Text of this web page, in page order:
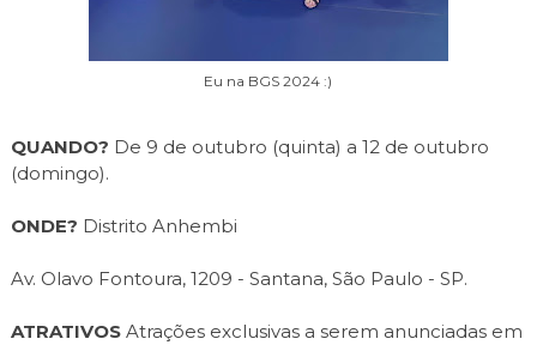
Eu na BGS 2024 :)
QUANDO? De 9 de outubro (quinta) a 12 de outubro
(domingo).
ONDE? Distrito Anhembi
Av. Olavo Fontoura, 1209 - Santana, São Paulo - SP.
ATRATIVOSAtrações exclusivas a serem anunciadas em